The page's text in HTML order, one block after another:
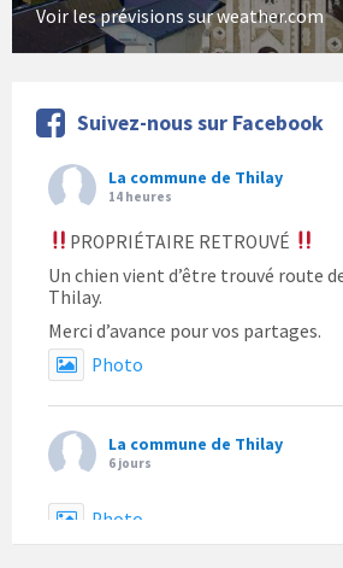
Voir les prévisions sur weather.com
Suivez-nous sur Facebook
La commune de Thilay
14 heures
PROPRIÉTAIRE RETROUVÉ
Un chien vient d’être trouvé route
Thilay.
Merci d’avance pour vos partages.
Photo
La commune de Thilay
6 jours
Photo